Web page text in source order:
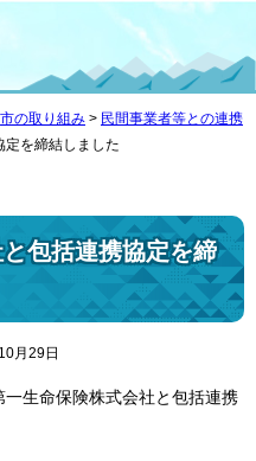
市の取り組み > 民間事業者等との連携
定を締結しました
包括連携協定を締
月29日
生命保険株式会社と包括連携